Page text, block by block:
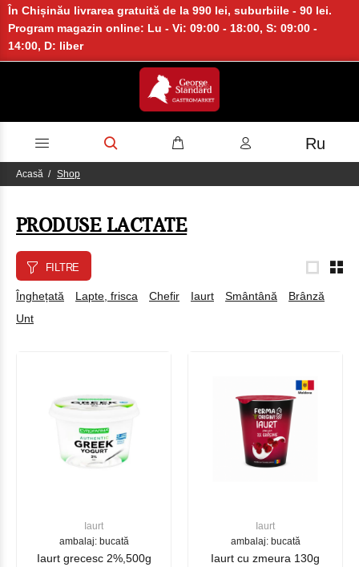
În Chișinău livrarea gratuită de la 990 lei, suburbiile - 90 lei.
Program magazin online: Lu - Vi: 09:00 - 18:00, S: 09:00 -
14:00, D: liber
Ru
Acasă Shop
PRODUSE LACTATE
FILTRE
Înghețată Lapte, frisca Chefir Iaurt Smântână
Brânză
Unt
Iaurt
ambalaj: bucată
Iaurt grecesc 2%,500g
Iaurt
ambalaj: bucată
Iaurt cu zmeura 130g